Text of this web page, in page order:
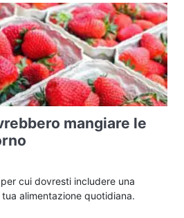
mangiare le
cui dovresti includere una
alimentazione quotidiana.